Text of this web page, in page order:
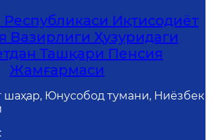
Республикаси Иқтисодиёт
Вазирлиги Ҳузуридаги
Ташқари Пенсия
Жамғармаси
шаҳар, Юнусобод тумани, Ниёзбек
: